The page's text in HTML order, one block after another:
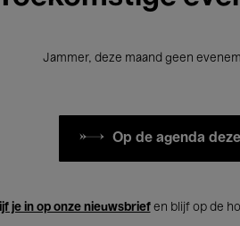
Jammer, deze maand geen
Op de agenda
je in op onze nieuwsbriefen blijf op de